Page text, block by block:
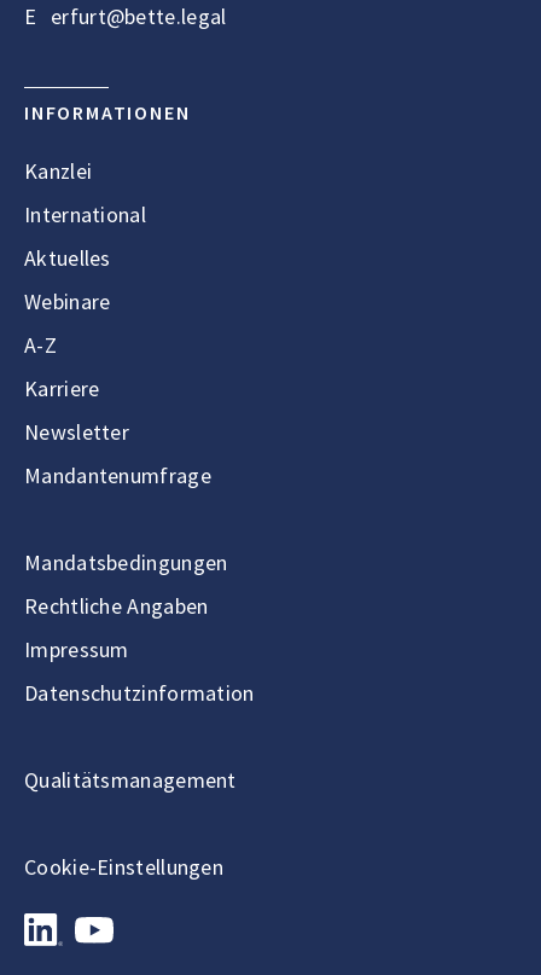
E erfurt@bette.legal
INFORMATIONEN
Kanzlei
International
Aktuelles
Webinare
A-Z
Karriere
Newsletter
Mandantenumfrage
Mandatsbedingungen
Rechtliche Angaben
Impressum
Datenschutzinformation
Qualitätsmanagement
Cookie-Einstellungen